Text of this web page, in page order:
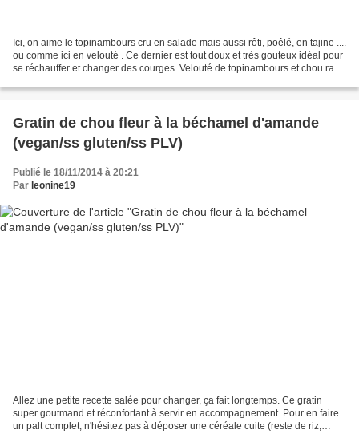
Ici, on aime le topinambours cru en salade mais aussi rôti, poêlé, en tajine ....
ou comme ici en velouté . Ce dernier est tout doux et très gouteux idéal pour
se réchauffer et changer des courges. Velouté de topinambours et chou rave
Gratin de chou fleur à la béchamel d'amande
(vegan/ss gluten/ss PLV)
Publié le 18/11/2014 à 20:21
Par leonine19
Allez une petite recette salée pour changer, ça fait longtemps. Ce gratin
super goutmand et réconfortant à servir en accompagnement. Pour en faire
un palt complet, n'hésitez pas à déposer une céréale cuite (reste de riz,